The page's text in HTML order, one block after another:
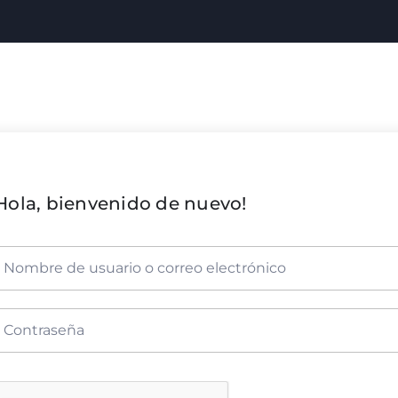
bienvenido de nuevo!